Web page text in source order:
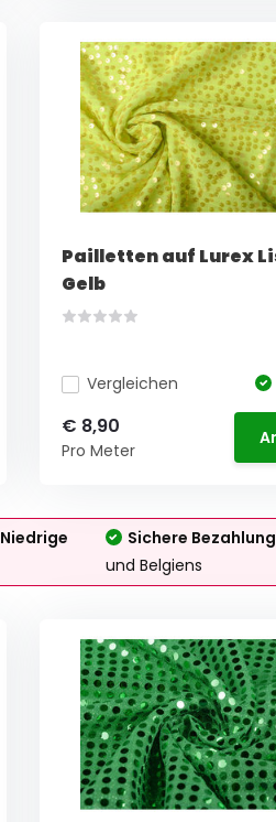
Pailletten auf Lurex
Gelb
Vergleichen
€ 8,90
Pro Meter
Niedrige
Sichere Bezahlung
und Belgiens